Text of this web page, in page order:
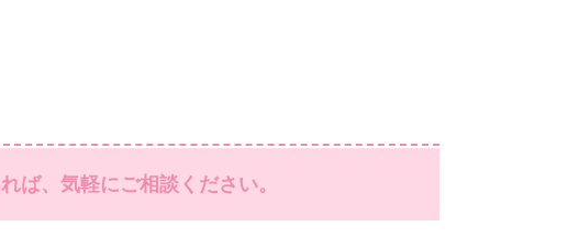
ば、気軽にご相談ください。